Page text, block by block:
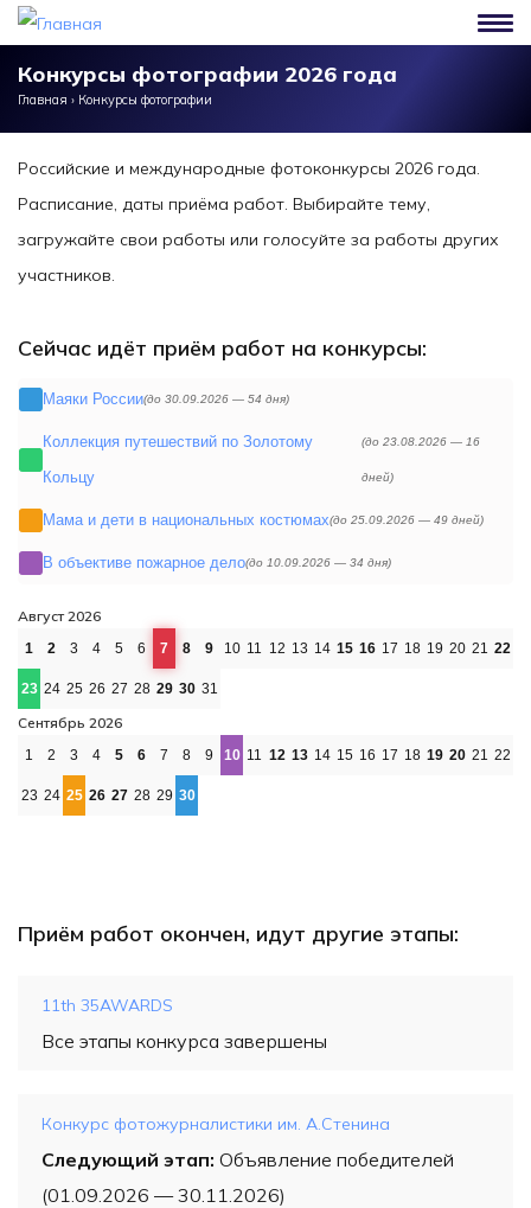
Перейти к основному содержанию
Конкурсы фотографии 2026 года
Главная › Конкурсы фотографии
Российские и международные фотоконкурсы 2026 года.
Расписание, даты приёма работ. Выбирайте тему,
загружайте свои работы или голосуйте за работы других
участников.
Сейчас идёт приём работ на конкурсы:
Маяки России(до 30.09.2026 — 54 дня)
Коллекция путешествий по Золотому
Кольцу
(до 23.08.2026 — 16
дней)
Мама и дети в национальных костюмах(до 25.09.2026 — 49 дней)
В объективе пожарное дело(до 10.09.2026 — 34 дня)
Август 2026
1 2 3 4 5 6 7 8 9 10 11 12 13 14 15 16 17 18 19 20 21 22
23 24 25 26 27 28 29 30 31
Сентябрь 2026
1 2 3 4 5 6 7 8 9 10 11 12 13 14 15 16 17 18 19 20 21 22
23 24 25 26 27 28 29 30
Приём работ окончен, идут другие этапы:
11th 35AWARDS
Все этапы конкурса завершены
Конкурс фотожурналистики им. А.Стенина
Следующий этап: Объявление победителей
(01.09.2026 — 30.11.2026)